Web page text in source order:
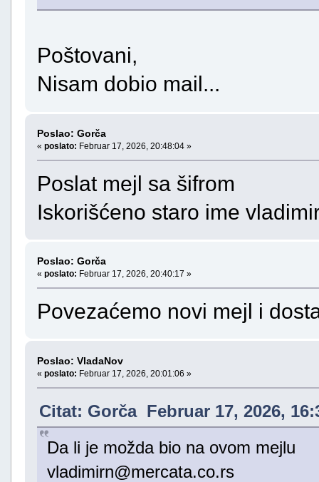
Poštovani,
Nisam dobio mail...
Poslao: Gorča
« poslato: Februar 17, 2026, 20:48:04 »
Poslat mejl sa šifrom
Iskorišćeno staro ime
Poslao: Gorča
« poslato: Februar 17, 2026, 20:40:17 »
Povezaćemo novi mejl i
Poslao: VladaNov
« poslato: Februar 17, 2026, 20:01:06 »
Citat: Gorča Februar 17, 2026,
Da li je možda bio na ovom mejlu
vladimirn@mercata.co.rs